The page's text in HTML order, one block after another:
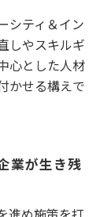
シティ＆イン
しやスキルギ
心とした人材
かせる構えで
業が生き残